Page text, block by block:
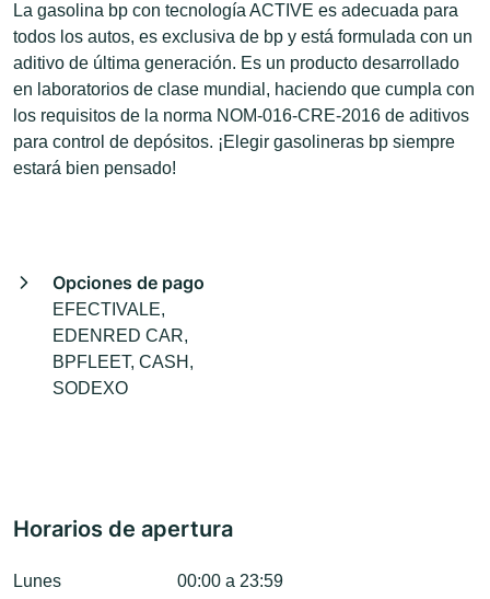
La gasolina bp con tecnología ACTIVE es adecuada para
todos los autos, es exclusiva de bp y está formulada con un
aditivo de última generación. Es un producto desarrollado
en laboratorios de clase mundial, haciendo que cumpla con
los requisitos de la norma NOM-016-CRE-2016 de aditivos
para control de depósitos. ¡Elegir gasolineras bp siempre
estará bien pensado!
Opciones de pago
EFECTIVALE,
EDENRED CAR,
BPFLEET, CASH,
SODEXO
Horarios de apertura
Lunes 00:00 a 23:59